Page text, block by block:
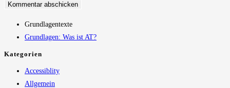
Grundlagentexte
Grundlagen: Was ist AT?
Kategorien
Accessiblity
Allgemein